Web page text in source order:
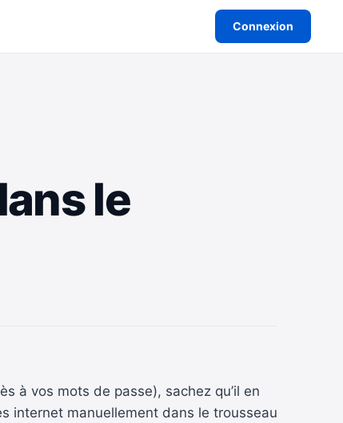
Connexion
le
à vos mots de passe), sachez qu’il en
internet manuellement dans le trousseau